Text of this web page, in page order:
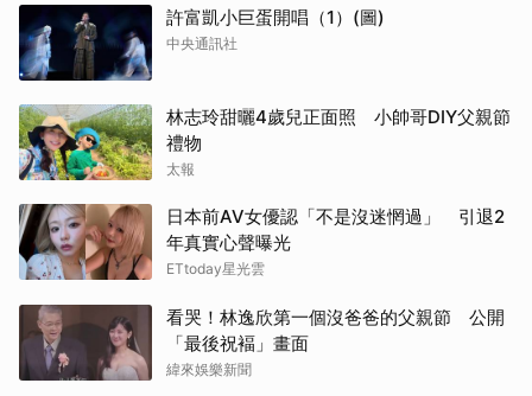
許富凱小巨蛋開唱（1）(圖)
中央通訊社
林志玲甜曬4歲兒正面照 小帥哥DIY父親節
禮物
太報
日本前AV女優認「不是沒迷惘過」 引退2
年真實心聲曝光
ETtoday星光雲
看哭！林逸欣第一個沒爸爸的父親節 公開
「最後祝褔」畫面
緯來娛樂新聞